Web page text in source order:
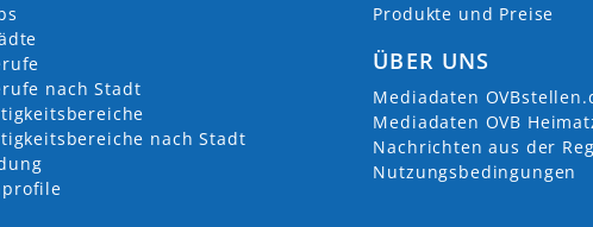
nach Stadt
nach Stadt
Produkte und Preise
ÜBER UNS
Mediadaten
Mediadaten OVB
Nachrichten aus der
Nutzungsbedingungen